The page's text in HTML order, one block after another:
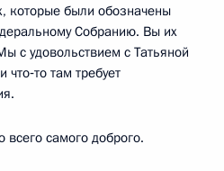
которые были обозначены
Собранию. Вы их
с удовольствием с Татьяной
там требует
самого доброго.